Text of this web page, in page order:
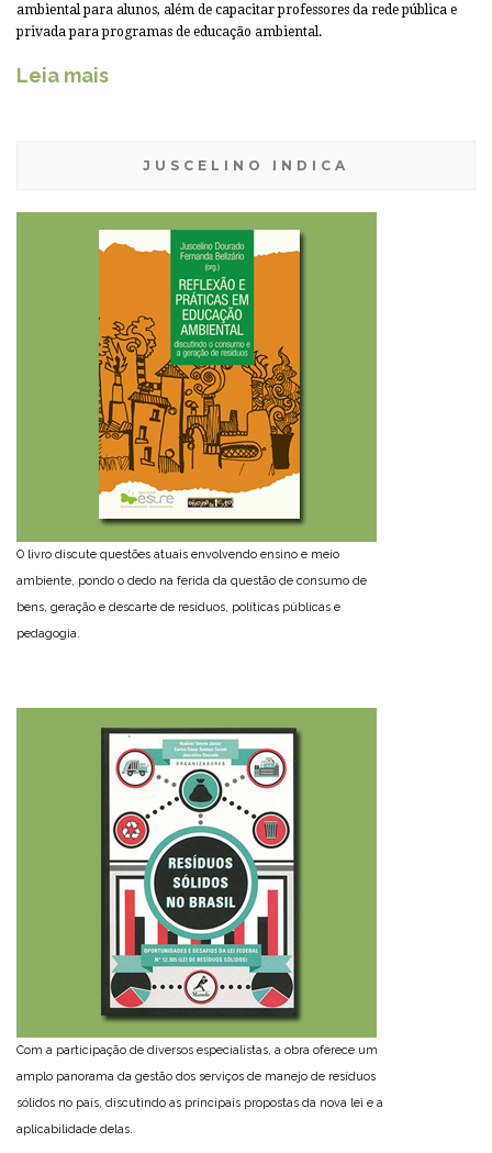
ambiental para alunos, além de capacitar professores da rede pública e
privada para programas de educação ambiental.
Leia mais
JUSCELINO INDICA
O livro discute questões atuais envolvendo ensino e meio
ambiente, pondo o dedo na ferida da questão de consumo de
bens, geração e descarte de resíduos, políticas públicas e
pedagogia.
Com a participação de diversos especialistas, a obra oferece um
amplo panorama da gestão dos serviços de manejo de resíduos
sólidos no país, discutindo as principais propostas da nova lei e a
aplicabilidade delas.